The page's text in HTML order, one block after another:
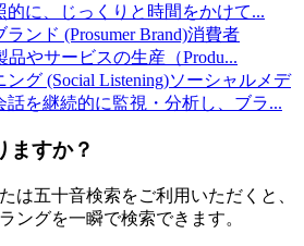
的に、じっくりと時間をかけて...
ンド (Prosumer Brand)消費者
品やサービスの生産（Produ...
グ (Social Listening)ソーシャルメデ
話を継続的に監視・分析し、ブラ...
ますか？
は五十音検索をご利用いただくと、
ングを一瞬で検索できます。